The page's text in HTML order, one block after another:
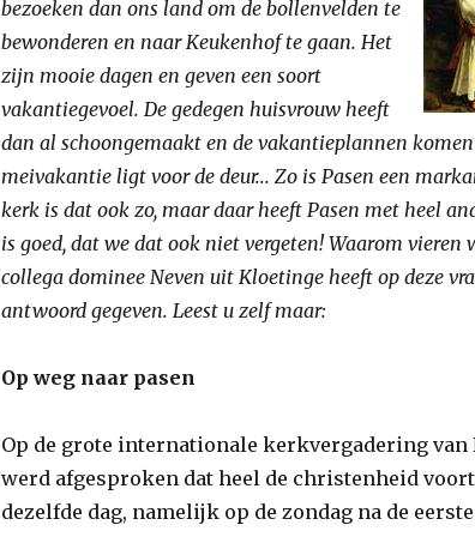
bezoeken dan ons land om de bollenvelden te
bewonderen en naar Keukenhof te gaan. Het
zijn mooie dagen en geven een soort
vakantiegevoel. De gedegen huisvrouw heeft
dan al schoongemaakt en de vakantieplannen
meivakantie ligt voor de deur... Zo is Pasen een
kerk is dat ook zo, maar daar heeft Pasen met heel
is goed, dat we dat ook niet vergeten! Waarom vieren
collega dominee Neven uit Kloetinge heeft op deze
antwoord gegeven. Leest u zelf maar:
Op weg naar pasen
Op de grote internationale kerkvergadering van
werd afgesproken dat heel de christenheid
dezelfde dag, namelijk op de zondag na de